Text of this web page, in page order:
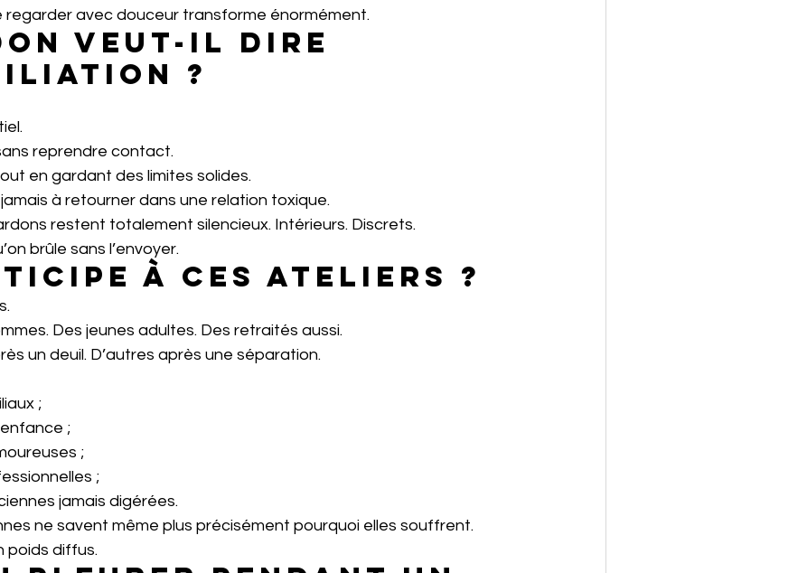
regarder avec douceur transforme énormément.
veut-il dire
?
reprendre contact.
en gardant des limites solides.
à retourner dans une relation toxique.
restent totalement silencieux. Intérieurs. Discrets.
brûle sans l’envoyer.
à ces ateliers ?
Des jeunes adultes. Des retraités aussi.
un deuil. D’autres après une séparation.
;
;
;
;
jamais digérées.
ne savent même plus précisément pourquoi elles souffrent.
poids diffus.